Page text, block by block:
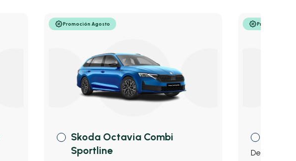
Promoción Agosto
Skoda Octavia Combi
Sportline
Promoción
Desde